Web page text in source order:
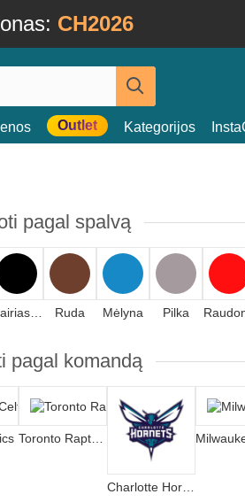
CH2026
Outlet Kategorijos
pagal spalvą
Įvairiaspalvis Ruda Mėlyna Pilka
pagal komandą
Toronto Raptors